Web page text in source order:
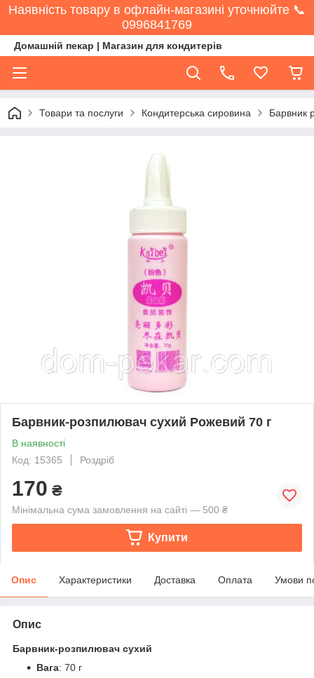
Наявність товару в офлайн-магазині уточнюйте 📞
0996841769
Домашній пекар | Магазин для кондитерів
Товари та послуги Кондитерська сировина Барвник
Барвник-розпилювач сухий Рожевий 70 г
В наявності
Код: 15365
Роздріб
170 ₴
Мінімальна сума замовлення на сайті — 500 ₴
Купити
Опис Характеристики Доставка Оплата Умови
Опис
Барвник-розпилювач сухий
Вага: 70 г